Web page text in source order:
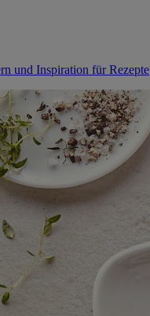
und Inspiration für Rezepte